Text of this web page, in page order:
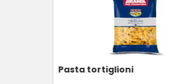
Pasta tortiglioni